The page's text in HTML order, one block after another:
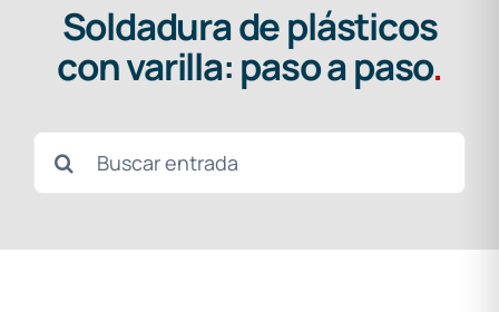
Soldadura de plásticos
con varilla: paso a paso.
Buscar: